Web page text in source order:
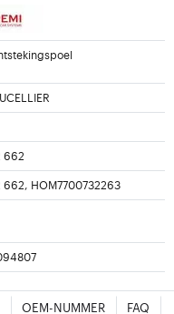
662
662, HOM7700732263
OEM-NUMMER FAQ